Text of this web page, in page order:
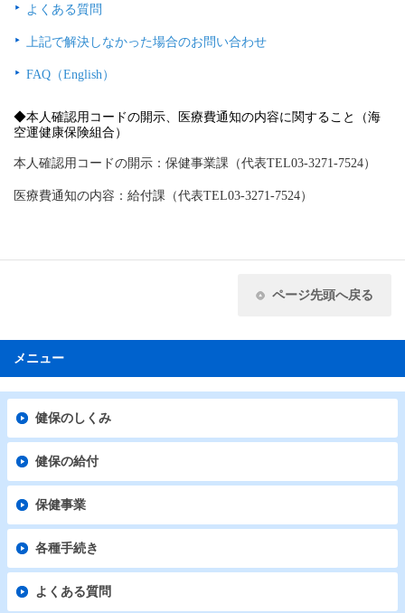
よくある質問
上記で解決しなかった場合のお問い合わせ
FAQ（English）
◆本人確認用コードの開示、医療費通知の内容に関すること（海
空運健康保険組合）
本人確認用コードの開示：保健事業課（代表TEL03-3271-7524）
医療費通知の内容：給付課（代表TEL03-3271-7524）
ページ先頭へ戻る
メニュー
健保のしくみ
健保の給付
保健事業
各種手続き
よくある質問